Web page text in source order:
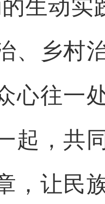
生动实
、乡村
心往一
起，共
，让民